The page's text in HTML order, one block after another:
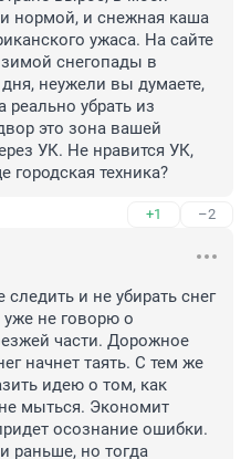
нормой, и снежная каша
ужаса. На сайте
снегопады в
неужели вы думаете,
реально убрать из
это зона вашей
УК. Не нравится УК,
городская техника?
+1 –2
и не убирать снег
уже не говорю о
части. Дорожное
начнет таять. С тем же
идею о том, как
мыться. Экономит
осознание ошибки.
раньше, но тогда